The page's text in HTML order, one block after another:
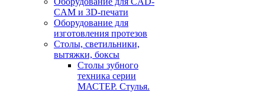
CAM и 3D-печати
Оборудование для
изготовления протезов
Cтолы, светильники,
вытяжки, боксы
Столы зубного
техника серии
МАСТЕР. Стулья.